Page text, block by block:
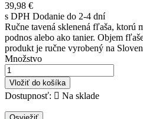
39,98 €
s DPH Dodanie do 2-4 dní
Ručne tavená sklenená fľaša, ktorú
podnos alebo ako tanier. Objem
produkt je ručne vyrobený na
Množstvo
Vložiť do košíka
Dostupnosť:  Na sklade